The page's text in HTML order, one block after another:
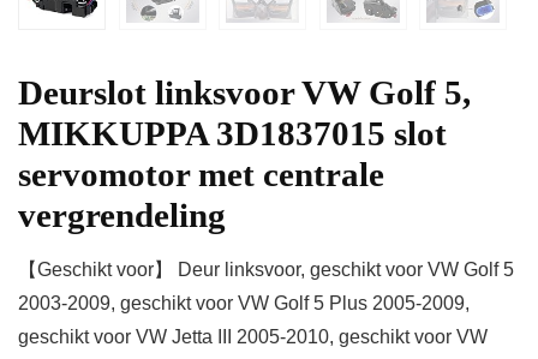
Deurslot linksvoor VW Golf 5,
MIKKUPPA 3D1837015 slot
servomotor met centrale
vergrendeling
【Geschikt voor】 Deur linksvoor, geschikt voor VW Golf 5
2003-2009, geschikt voor VW Golf 5 Plus 2005-2009,
geschikt voor VW Jetta III 2005-2010, geschikt voor VW